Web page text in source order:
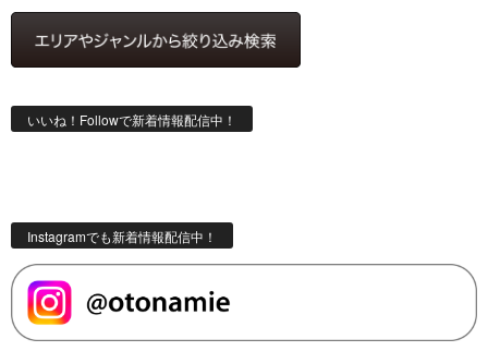
いいね！Followで新着情報配信中！
Instagramでも新着情報配信中！